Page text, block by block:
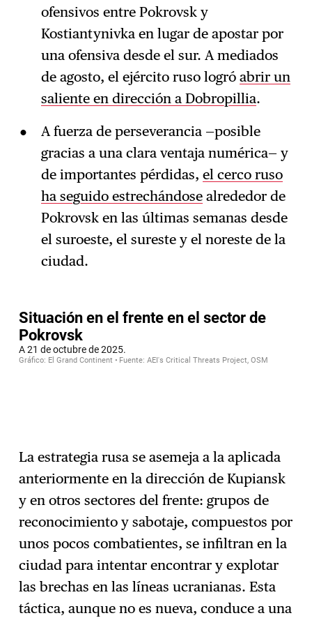
ofensivos entre Pokrovsk y
Kostiantynivka en lugar de apostar por
una ofensiva desde el sur. A mediados
de agosto, el ejército ruso logró abrir un
saliente en dirección a Dobropillia.
A fuerza de perseverancia —posible
gracias a una clara ventaja numérica— y
de importantes pérdidas, el cerco ruso
ha seguido estrechándosealrededor de
Pokrovsk en las últimas semanas desde
el suroeste, el sureste y el noreste de la
ciudad.
La estrategia rusa se asemeja a la aplicada
anteriormente en la dirección de Kupiansk
y en otros sectores del frente: grupos de
reconocimiento y sabotaje, compuestos por
unos pocos combatientes, se infiltran en la
ciudad para intentar encontrar y explotar
las brechas en las líneas ucranianas. Esta
táctica, aunque no es nueva, conduce a una